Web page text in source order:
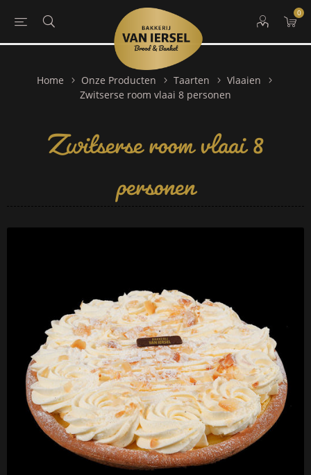
0
Home Onze Producten Taarten
Vlaaien
Zwitserse room vlaai 8 personen
Zwitserse room vlaai 8
personen